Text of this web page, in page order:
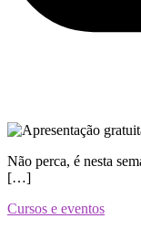
Não perca, é nesta
[…]
Cursos e eventos